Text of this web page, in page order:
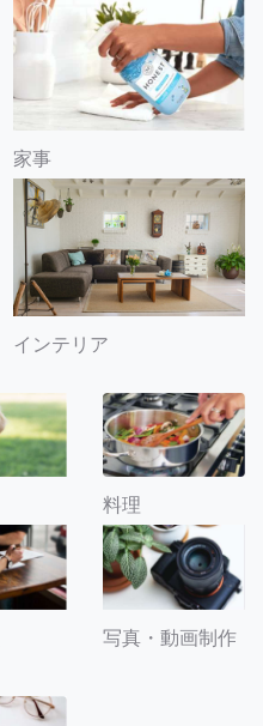
家事
インテリア
料理
写真・動画制作